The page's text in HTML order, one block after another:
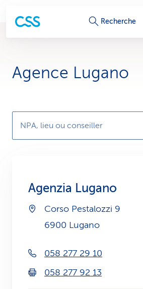
L
n
d
e
e
v
c
e
Recherche
Agence Lugano
NPA, lieu ou conseiller
Agenzia Lugano
Corso Pestalozzi 9
6900 Lugano
058 277 29 10
058 277 92 13